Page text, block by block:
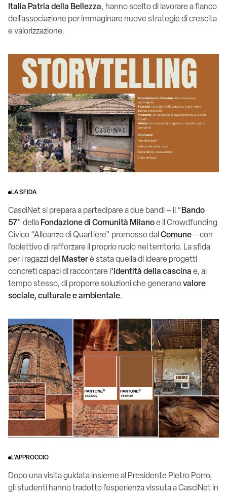
Italia Patria della Bellezza, hanno scelto di lavorare a fianco
dell’associazione per immaginare nuove strategie di crescita
e valorizzazione.
LA SFIDA
CasciNet si prepara a partecipare a due bandi – il “ Bando
57” della Fondazione di Comunità Milanoe il Crowdfunding
Civico “Alleanze di Quartiere” promosso dal Comune – con
l’obiettivo di rafforzare il proprio ruolo nel territorio. La sfida
per i ragazzi del Masterè stata quella di ideare progetti
concreti capaci di raccontare l ’identità della cascina e, al
tempo stesso, di proporre soluzioni che generanovalore
sociale, culturale e ambientale.
L'APPROCCIO
Dopo una visita guidata insieme al Presidente Pietro Porro,
gli studenti hanno tradotto l’esperienza vissuta a CasciNet in